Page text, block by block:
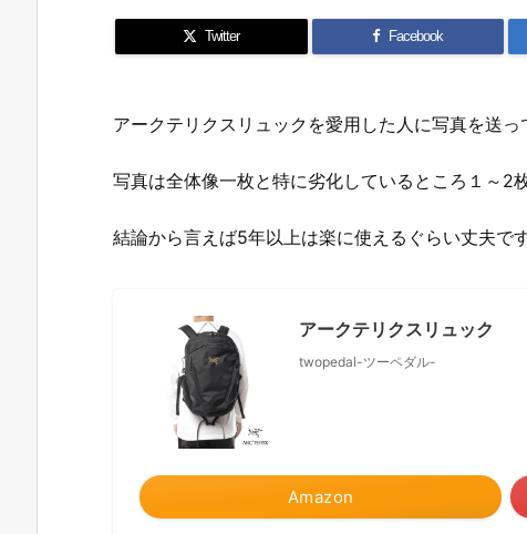
Twitter Facebook
アークテリクスリュックを愛用した人に写真を送っ
写真は全体像一枚と特に劣化しているところ１～2枚
結論から言えば5年以上は楽に使えるぐらい丈夫です
アークテリクスリュック
twopedal-ツーペダル-
Amazon